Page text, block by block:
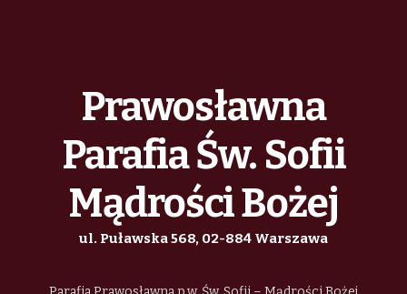
Prawosławna
Parafia Św. Sofii
Mądrości Bożej
ul. Puławska 568, 02-884 Warszawa